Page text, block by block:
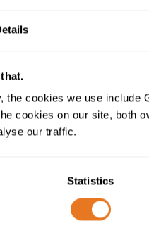
cookies we use include
cookies on our site, both
our traffic.
Statistics
Tag. Unsere
Diese Kabel
Sie mit